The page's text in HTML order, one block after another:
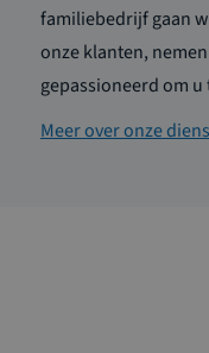
familiebedrijf gaan
onze klanten,
gepassioneerd om
Meer over onze